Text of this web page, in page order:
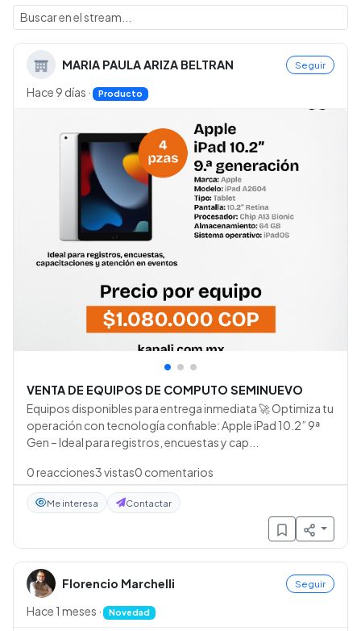
MARIA PAULA ARIZA BELTRAN Seguir
Hace 9 días · Producto
• • •
VENTA DE EQUIPOS DE COMPUTO SEMINUEVO
Equipos disponibles para entrega inmediata 🚀 Optimiza tu
operación con tecnología confiable: Apple iPad 10.2” 9ª
Gen – Ideal para registros, encuestas y cap...
0reacciones3vistas0 comentarios
Me interesa Contactar
Florencio Marchelli Seguir
Hace 1 meses · Novedad